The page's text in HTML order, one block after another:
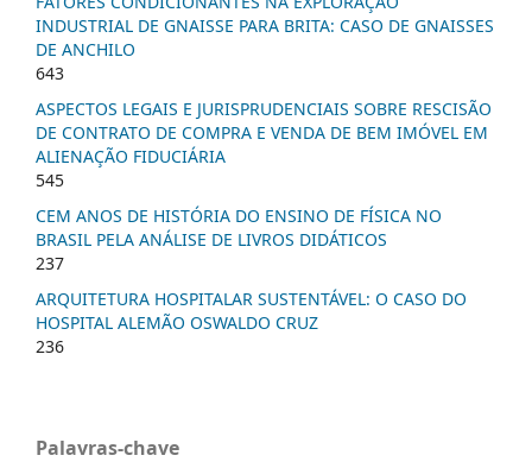
INDUSTRIAL DE GNAISSE PARA BRITA: CASO DE GNAISSES
DE ANCHILO
643
ASPECTOS LEGAIS E JURISPRUDENCIAIS SOBRE RESCISÃO
DE CONTRATO DE COMPRA E VENDA DE BEM IMÓVEL EM
ALIENAÇÃO FIDUCIÁRIA
545
CEM ANOS DE HISTÓRIA DO ENSINO DE FÍSICA NO
BRASIL PELA ANÁLISE DE LIVROS DIDÁTICOS
237
ARQUITETURA HOSPITALAR SUSTENTÁVEL: O CASO DO
HOSPITAL ALEMÃO OSWALDO CRUZ
236
Palavras-chave